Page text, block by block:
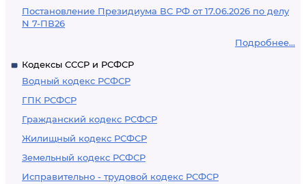
Постановление Президиума ВС РФ от 17.06.2026 по делу
N 7-ПВ26
Подробнее...
Кодексы СССР и РСФСР
Водный кодекс РСФСР
ГПК РСФСР
Гражданский кодекс РСФСР
Жилищный кодекс РСФСР
Земельный кодекс РСФСР
Исправительно - трудовой кодекс РСФСР